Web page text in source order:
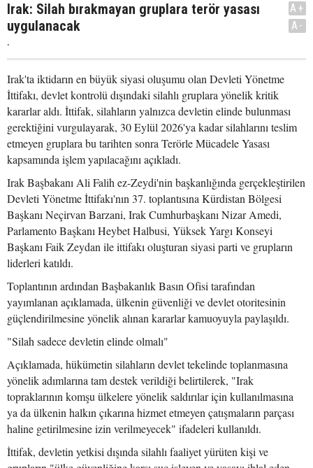
Irak: Silah bırakmayan gruplara terör yasası
uygulanacak
.
A+
A-
Irak'ta iktidarın en büyük siyasi oluşumu olan Devleti Yönetme
İttifakı, devlet kontrolü dışındaki silahlı gruplara yönelik kritik
kararlar aldı. İttifak, silahların yalnızca devletin elinde bulunması
gerektiğini vurgulayarak, 30 Eylül 2026'ya kadar silahlarını teslim
etmeyen gruplara bu tarihten sonra Terörle Mücadele Yasası
kapsamında işlem yapılacağını açıkladı.
Irak Başbakanı Ali Falih ez-Zeydi'nin başkanlığında gerçekleştirilen
Devleti Yönetme İttifakı'nın 37. toplantısına Kürdistan Bölgesi
Başkanı Neçirvan Barzani, Irak Cumhurbaşkanı Nizar Amedi,
Parlamento Başkanı Heybet Halbusi, Yüksek Yargı Konseyi
Başkanı Faik Zeydan ile ittifakı oluşturan siyasi parti ve grupların
liderleri katıldı.
Toplantının ardından Başbakanlık Basın Ofisi tarafından
yayımlanan açıklamada, ülkenin güvenliği ve devlet otoritesinin
güçlendirilmesine yönelik alınan kararlar kamuoyuyla paylaşıldı.
"Silah sadece devletin elinde olmalı"
Açıklamada, hükümetin silahların devlet tekelinde toplanmasına
yönelik adımlarına tam destek verildiği belirtilerek, "Irak
topraklarının komşu ülkelere yönelik saldırılar için kullanılmasına
ya da ülkenin halkın çıkarına hizmet etmeyen çatışmaların parçası
haline getirilmesine izin verilmeyecek" ifadeleri kullanıldı.
İttifak, devletin yetkisi dışında silahlı faaliyet yürüten kişi ve